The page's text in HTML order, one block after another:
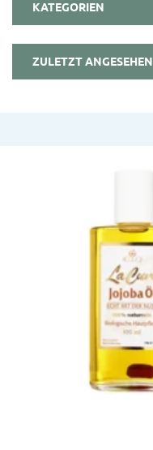
KATEGORIEN
ZULETZT ANGESEHEN